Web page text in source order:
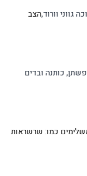
הצבגווני וורוד,
כותנה ובדים
כמו: שרשראות